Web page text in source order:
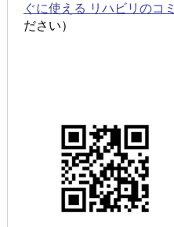
ぐに使える リハビリのコ
ださい）